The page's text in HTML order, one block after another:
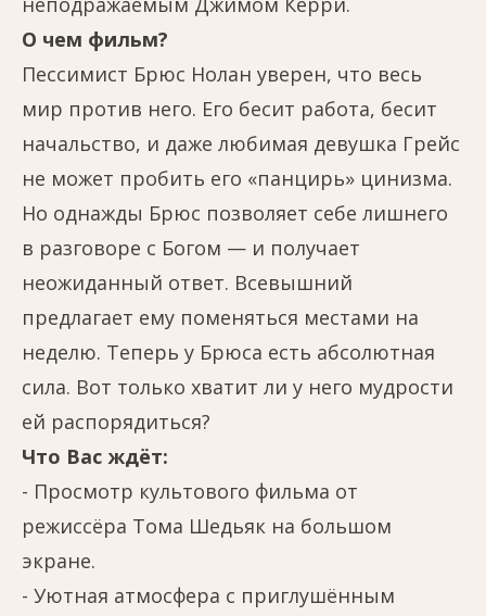
О чем фильм?
Пессимист Брюс Нолан уверен, что весь
мир против него. Его бесит работа, бесит
начальство, и даже любимая девушка Грейс
не может пробить его «панцирь» цинизма.
Но однажды Брюс позволяет себе лишнего
в разговоре с Богом — и получает
неожиданный ответ. Всевышний
предлагает ему поменяться местами на
неделю. Теперь у Брюса есть абсолютная
сила. Вот только хватит ли у него мудрости
ей распорядиться?
Что Вас ждёт:
- Просмотр культового фильма от
режиссёра Тома Шедьяк на большом
экране.
- Уютная атмосфера с приглушённым